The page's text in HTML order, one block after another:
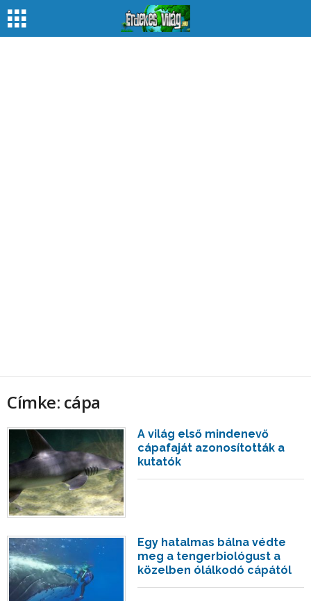
Címke: cápa
A világ első mindenevő
cápafaját azonosították a
kutatók
Egy hatalmas bálna védte
meg a tengerbiológust a
közelben ólálkodó cápától